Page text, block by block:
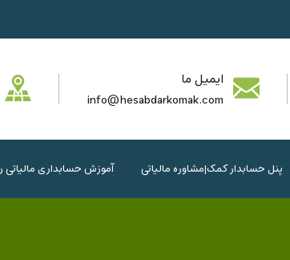
ایمیل ما
info@hesabdarkomak.com
پنل حسابدار کمک|مشاوره مالیاتی آموزش حسابداری مالیاتی